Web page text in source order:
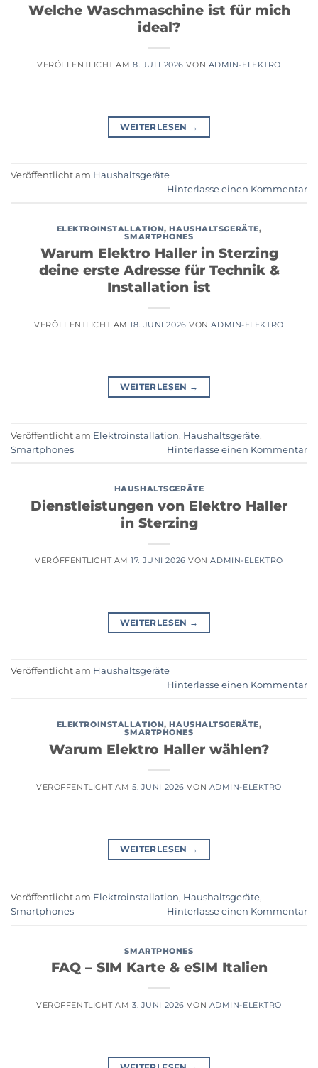
Welche Waschmaschine ist für mich
ideal?
VERÖFFENTLICHT AM8. JULI 2026 VON ADMIN-ELEKTRO
WEITERLESEN →
Veröffentlicht am Haushaltsgeräte
Hinterlasse einen Kommentar
ELEKTROINSTALLATION,HAUSHALTSGERÄTE,
SMARTPHONES
Warum Elektro Haller in Sterzing
deine erste Adresse für Technik &
Installation ist
VERÖFFENTLICHT AM18. JUNI 2026 VONADMIN-ELEKTRO
WEITERLESEN →
Veröffentlicht am Elektroinstallation, Haushaltsgeräte,
Smartphones
Hinterlasse einen Kommentar
HAUSHALTSGERÄTE
Dienstleistungen von Elektro Haller
in Sterzing
VERÖFFENTLICHT AM17. JUNI 2026 VONADMIN-ELEKTRO
WEITERLESEN →
Veröffentlicht am Haushaltsgeräte
Hinterlasse einen Kommentar
ELEKTROINSTALLATION,HAUSHALTSGERÄTE,
SMARTPHONES
Warum Elektro Haller wählen?
VERÖFFENTLICHT AM5. JUNI 2026 VON ADMIN-ELEKTRO
WEITERLESEN →
Veröffentlicht am Elektroinstallation, Haushaltsgeräte,
Smartphones
Hinterlasse einen Kommentar
SMARTPHONES
FAQ – SIM Karte & eSIM Italien
VERÖFFENTLICHT AM3. JUNI 2026 VON ADMIN-ELEKTRO